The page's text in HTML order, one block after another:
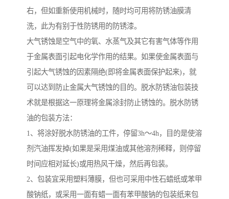
右，但如重新使用机械时，随时均可用将防锈油膜清
洗，此为有别于性防锈用的防锈漆。
大气锈蚀是空气中的氧、水蒸气及其它有害气体等作用
于金属表面引起电化学作用的结果。如果使金属表面与
引起大气锈蚀的因素隔绝(即将金属表面保护起来)，就
可以达到防止金属大气锈蚀的目的。脱水防锈油包装技
术就是根据这一原理将金属涂封防止锈蚀的。脱水防锈
油的包装方法：
1、将涂好脱水防锈油的工件，停留3h～4h，目的是使溶
剂汽油挥发掉(如果是采用煤油或其他溶剂稀释，则停留
时间应相对延长)或用热风干燥，然后再包装。
2、包装宜采用塑料薄膜，但也可采用中性石蜡纸或苯甲
酸钠纸，或采用一面有蜡一面有苯甲酸钠的包装纸来包